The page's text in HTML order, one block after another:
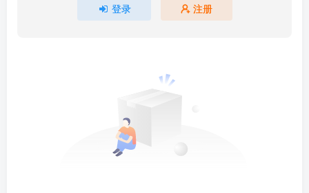
登录 注册